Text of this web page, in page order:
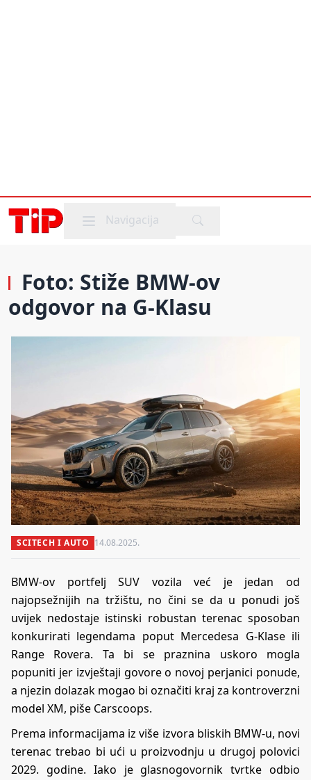
Mobile menu
Navigacija
Foto: Stiže BMW-ov
odgovor na G-Klasu
SCITECH I AUTO 14.08.2025.
BMW-ov portfelj SUV vozila već je jedan od
najopsežnijih na tržištu, no čini se da u ponudi još
uvijek nedostaje istinski robustan terenac sposoban
konkurirati legendama poput Mercedesa G-Klase ili
Range Rovera. Ta bi se praznina uskoro mogla
popuniti jer izvještaji govore o novoj perjanici ponude,
a njezin dolazak mogao bi označiti kraj za kontroverzni
model XM, piše Carscoops.
Prema informacijama iz više izvora bliskih BMW-u, novi
terenac trebao bi ući u proizvodnju u drugoj polovici
2029. godine. Iako je glasnogovornik tvrtke odbio